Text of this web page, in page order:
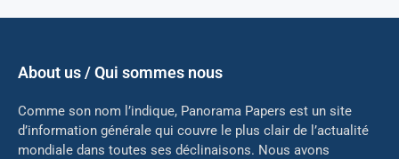
About us / Qui sommes nous
Comme son nom l’indique, Panorama Papers est un site
d’information générale qui couvre le plus clair de l’actualité
mondiale dans toutes ses déclinaisons. Nous avons